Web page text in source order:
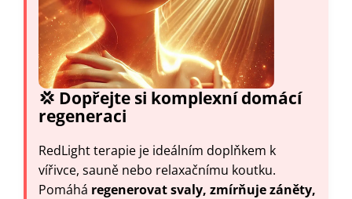
💢 Dopřejte si komplexní domácí
regeneraci
RedLight terapie je ideálním doplňkem k
vířivce, sauně nebo relaxačnímu koutku.
Pomáhá regenerovat svaly, zmírňuje záněty,